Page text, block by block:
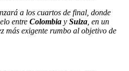
a los cuartos de final, donde
entre Colombia y Suiza , en un
más exigente rumbo al objetivo de